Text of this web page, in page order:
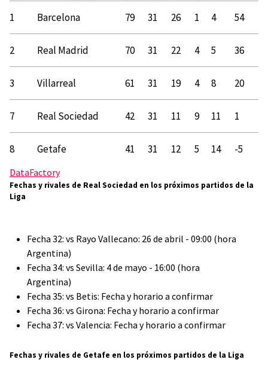
1 Barcelona 79 31 26 1 4 54
2 Real Madrid 70 31 22 4 5 36
3 Villarreal 61 31 19 4 8 20
7 Real Sociedad 42 31 11 9 11 1
8 Getafe 41 31 12 5 14 -5
DataFactory
Fechas y rivales de Real Sociedad en los próximos partidos de la
Liga
Fecha 32: vs Rayo Vallecano: 26 de abril - 09:00 (hora
Argentina)
Fecha 34: vs Sevilla: 4 de mayo - 16:00 (hora
Argentina)
Fecha 35: vs Betis: Fecha y horario a confirmar
Fecha 36: vs Girona: Fecha y horario a confirmar
Fecha 37: vs Valencia: Fecha y horario a confirmar
Fechas y rivales de Getafe en los próximos partidos de la Liga